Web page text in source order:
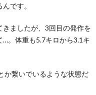
です。
ましたが、3回目の発作を
。体重も5.7キロから3.1キ
か繋いでいるような状態だ